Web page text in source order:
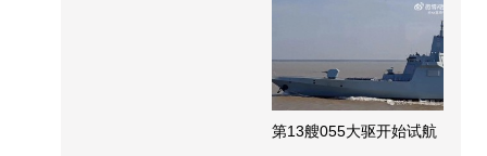
第13艘055大驱开始试航